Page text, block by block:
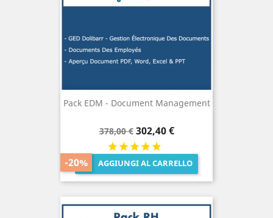
Pack EDM - Document Management
Prezzo
base
378,00 € Prezzo
302,40 €
 AGGIUNGI AL CARRELLO
-20%